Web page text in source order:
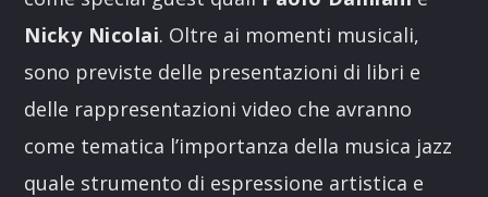
Nicky Nicolai. Oltre ai momenti musicali,
sono previste delle presentazioni di libri e
delle rappresentazioni video che avranno
come tematica l’importanza della musica jazz
quale strumento di espressione artistica e